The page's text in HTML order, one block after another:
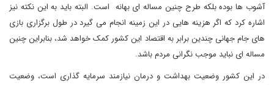
آشوب ها بوده بلکه طرح چنین مساله ای بهانه است. البته باید به این نکته نیز
اشاره کرد که اگر هزینه هایی در این زمینه انجام می گیرد در طول برگزاری بازی
های جام جهانی چندین برابر به اقتصاد این کشور کمک خواهد شد، بنابراین چنین
مساله ای نباید موجب نگرانی مردم باشد.
در این کشور وضعیت بهداشت و درمان نیازمند سرمایه گذاری است، وضعیت